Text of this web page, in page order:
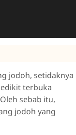
jodoh, setidaknya
terbuka
sebab itu,
jodoh yang